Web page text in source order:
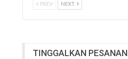
PREV NEXT
TINGGALKAN PESANAN